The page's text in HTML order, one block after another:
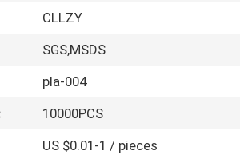
CLLZY
SGS,MSDS
pla-004
10000PCS
US $0.01-1 / pieces